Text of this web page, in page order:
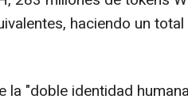
haciendo un total
"doble identidad